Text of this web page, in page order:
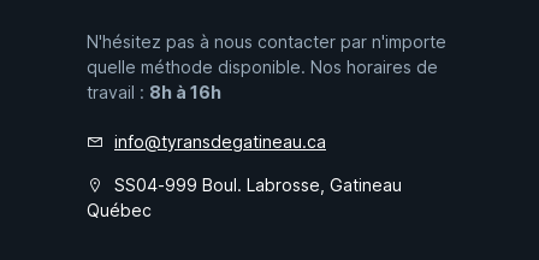
N'hésitez pas à nous contacter par n'importe
quelle méthode disponible. Nos horaires de
travail : 8h à 16h
info@tyransdegatineau.ca
SS04-999 Boul. Labrosse, Gatineau
Québec